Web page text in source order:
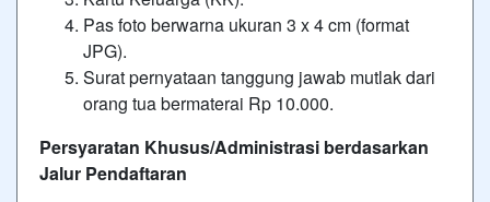
Pas foto berwarna ukuran 3 x 4 cm (format
JPG).
Surat pernyataan tanggung jawab mutlak dari
orang tua bermaterai Rp 10.000.
Persyaratan Khusus/Administrasi berdasarkan
Jalur Pendaftaran